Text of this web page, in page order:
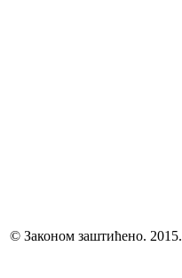
© Законом заштићено. 2015.